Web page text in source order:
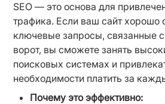
SEO — это основа для
трафика. Если ваш сайт хорошо
ключевые запросы, связанные
ворот, вы сможете занять
поисковых системах и
необходимости платить за
Почему это эффективно: